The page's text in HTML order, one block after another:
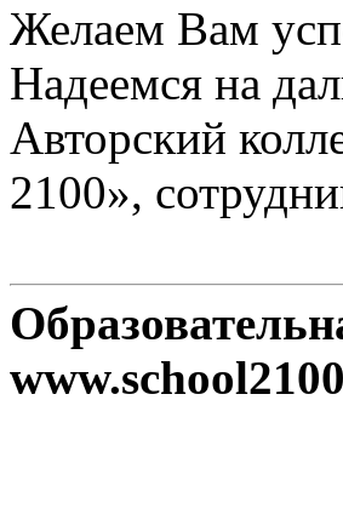
Желаем Вам
Надеемся на
Авторский
2100»,